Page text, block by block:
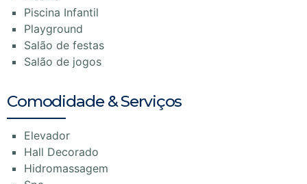
Piscina Infantil
Playground
Salão de festas
Salão de jogos
Comodidade & Serviços
Elevador
Hall Decorado
Hidromassagem